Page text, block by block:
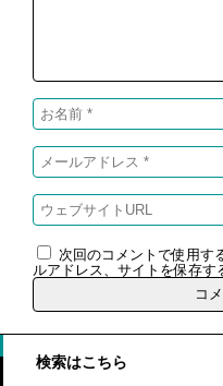
次回のコメントで使用す
ルアドレス、サイトを保存す
検索はこちら